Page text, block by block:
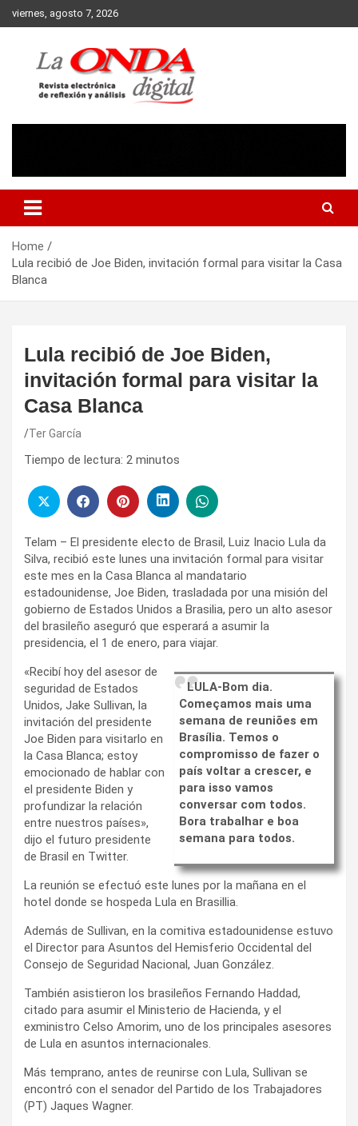
Skip
to
viernes, agosto 7, 2026
Home
Lula recibió de Joe Biden, invitación formal para visitar la Casa
Blanca
Lula recibió de Joe Biden,
invitación formal para visitar la
Casa Blanca
Ter García
Tiempo de lectura: 2 minutos
Telam – El presidente electo de Brasil, Luiz Inacio Lula da
Silva, recibió este lunes una invitación formal para visitar
este mes en la Casa Blanca al mandatario
estadounidense, Joe Biden, trasladada por una misión del
gobierno de Estados Unidos a Brasilia, pero un alto asesor
del brasileño aseguró que esperará a asumir la
presidencia, el 1 de enero, para viajar.
LULA-Bom dia.
Começamos mais uma
semana de reuniões em
Brasília. Temos o
compromisso de fazer o
país voltar a crescer, e
para isso vamos
conversar com todos.
Bora trabalhar e boa
semana para todos.
«Recibí hoy del asesor de
seguridad de Estados
Unidos, Jake Sullivan, la
invitación del presidente
Joe Biden para visitarlo en
la Casa Blanca; estoy
emocionado de hablar con
el presidente Biden y
profundizar la relación
entre nuestros países»,
dijo el futuro presidente
de Brasil en Twitter.
La reunión se efectuó este lunes por la mañana en el
hotel donde se hospeda Lula en Brasillia.
Además de Sullivan, en la comitiva estadounidense estuvo
el Director para Asuntos del Hemisferio Occidental del
Consejo de Seguridad Nacional, Juan González.
También asistieron los brasileños Fernando Haddad,
citado para asumir el Ministerio de Hacienda, y el
exministro Celso Amorim, uno de los principales asesores
de Lula en asuntos internacionales.
Más temprano, antes de reunirse con Lula, Sullivan se
encontró con el senador del Partido de los Trabajadores
(PT) Jaques Wagner.